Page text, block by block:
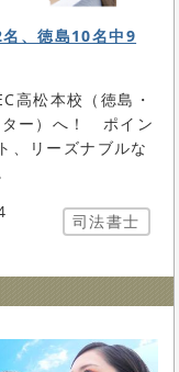
、徳島10名中9
高松本校（徳島・
ター）へ！ ポイン
、リーズナブルな
司法書士